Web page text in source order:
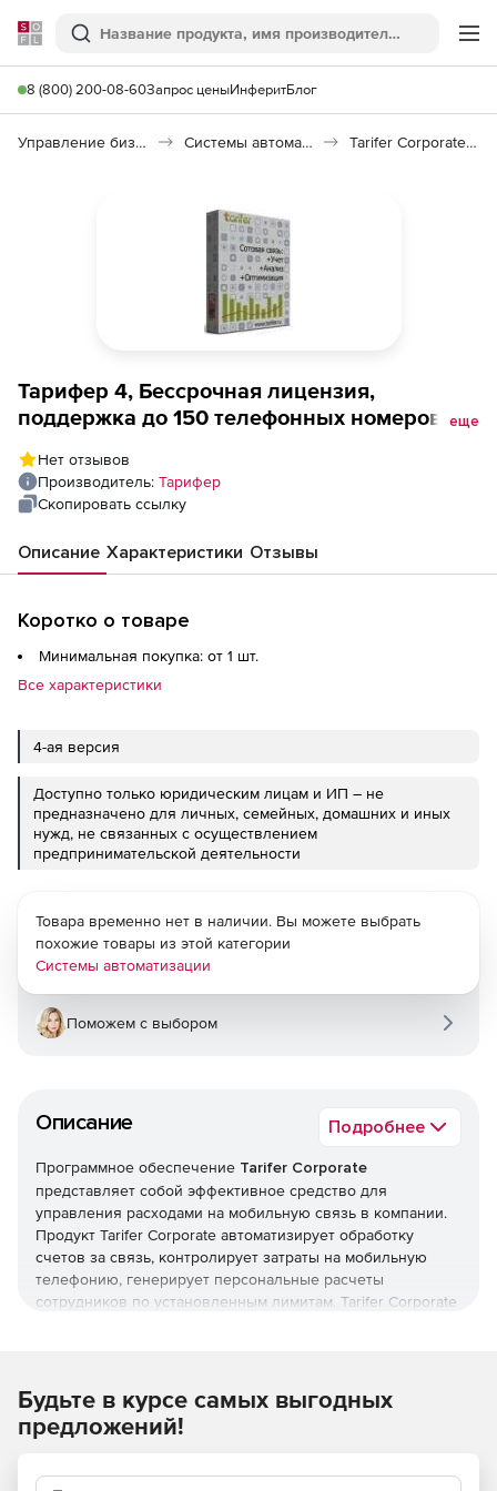
Softline
Поиск
8 (800) 200-08-60Запрос ценыИнферитБлог
Управление бизнесом, CRM/ERP Системы автоматизации Tarifer Corporate — Управление расходами на сотовую связь
Тарифер 4, Бессрочная лицензия,
поддержка до 150 телефонных номеров
пакет технической поддержки на 1 год
еще
Нет отзывов
Производитель: Тарифер
Скопировать ссылку
Описание Характеристики Отзывы
Коротко о товаре
Минимальная покупка: от 1 шт.
Все характеристики
4-ая версия
Доступно только юридическим лицам и ИП – не
предназначено для личных, семейных, домашних и иных
нужд, не связанных с осуществлением
предпринимательской деятельности
Описание Подробнее
Программное обеспечение Tarifer Corporate
представляет собой эффективное средство для
управления расходами на мобильную связь в компании.
Продукт Tarifer Corporate автоматизирует обработку
счетов за связь, контролирует затраты на мобильную
телефонию, генерирует персональные расчеты
сотрудников по установленным лимитам. Tarifer Corporate
Хранение базы данных счетов за мобильную и
фиксированную телефонию.
Поддержка 70 форматов детализаций операторов
Товара временно нет в наличии. Вы можете выбрать
похожие товары из этой категории
Системы автоматизации
Поможем с выбором
Будьте в курсе самых выгодных
предложений!